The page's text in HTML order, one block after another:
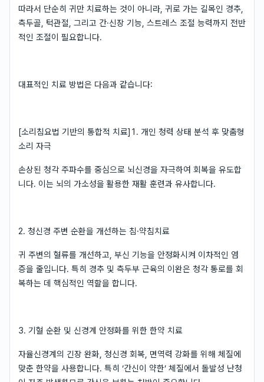
따라서 단순히 귀만 치료하는 것이 아니라, 귀로 가는 길목인 경추,
측두골, 턱관절, 그리고 간·신장 기능, 스트레스 조절 능력까지 전반
적인 조절이 필요합니다.
대표적인 치료 방법은 다음과 같습니다:
[소리침요법 기반의 통합적 치료]1. 개인 청력 상태 분석 후 맞춤형
소리 자극
손상된 청각 주파수를 중심으로 뇌신경을 자극하여 회복을 유도합
니다. 이는 뇌의 가소성을 활용한 재활 훈련과 유사합니다.
2. 청신경 주변 순환을 개선하는 침·약침치료
귀 주변의 혈류를 개선하고, 부신 기능을 안정화시켜 이차적인 염
증을 줄입니다. 특히 경추 및 측두부 근육의 이완은 청각 통로를 회
복하는 데 핵심적인 역할을 합니다.
3. 기혈 순환 및 신경계 안정화를 위한 한약 치료
자율신경계의 긴장 완화, 청신경 회복, 면역력 강화를 위해 체질에
맞춘 한약을 사용합니다. 특히 ‘간신이 약한’ 체질에서 돌발성 난청